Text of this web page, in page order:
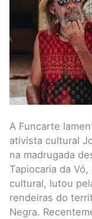
A Funcarte
ativista cultural
na madrugada
Tapiocaria da
cultural, lutou
rendeiras do
Negra.